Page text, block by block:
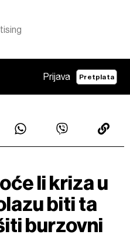
Prijava Pretplata
li kriza u
biti ta
burzovni